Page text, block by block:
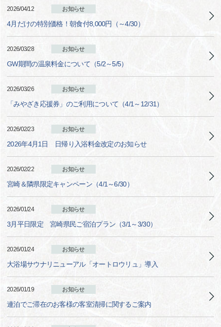
2026/04/12 お知らせ
4月だけの特別価格！朝食付8,000円（～4/30）
2026/03/28 お知らせ
GW期間の温泉料金について（5/2～5/5）
2026/03/26 お知らせ
「みやざき応援券」のご利用について（4/1～12/31）
2026/02/23 お知らせ
2026年4月1日 日帰り入浴料金改定のお知らせ
2026/02/22 お知らせ
宮崎＆隣県限定キャンペーン（4/1～6/30）
2026/01/24 お知らせ
3月平日限定 宮崎県民ご宿泊プラン（3/1～3/30）
2026/01/24 お知らせ
大浴場サウナリニューアル「オートロウリュ」導入
2026/01/19 お知らせ
連泊でご滞在のお客様の客室清掃に関するご案内